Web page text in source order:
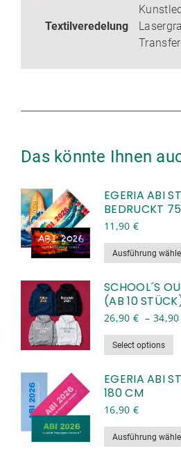
Textilveredelung
Das könnte Ihnen
EGERIA ABI
BEDRUCKT
11,90 €
Ausführung
SCHOOL´S
(AB 10
26,90 € –34,90
Select options
EGERIA ABI
180 CM
16,90 €
Ausführung